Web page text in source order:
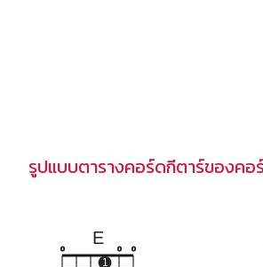
รูปแบบตารางคอร์ดกีตาร์ของคอ
E
o
1
o o